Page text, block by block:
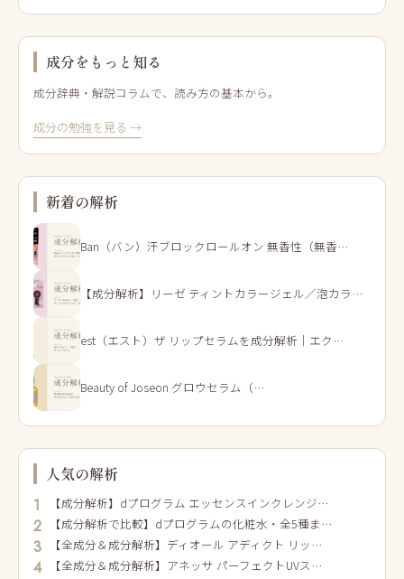
成分をもっと知る
成分辞典・解説コラムで、読み方の基本から。
成分の勉強を見る →
新着の解析
Ban（バン）汗ブロックロールオン 無香性（無香…
【成分解析】リーゼ ティントカラージェル／泡カラ…
est（エスト）ザ リップセラムを成分解析｜エク…
Beauty of Joseon グロウセラム（…
人気の解析
1 【成分解析】dプログラム エッセンスインクレンジ…
2 【成分解析で比較】dプログラムの化粧水・全5種ま…
3 【全成分＆成分解析】ディオール アディクト リッ…
4 【全成分＆成分解析】アネッサ パーフェクトUVス…